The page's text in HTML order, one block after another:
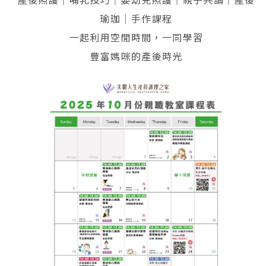
瑜珈｜手作課程
一起利用空閒時間，一同學習
豐富媽咪的產後時光